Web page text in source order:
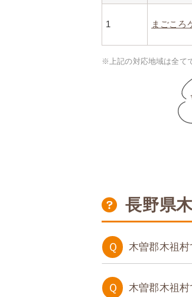
1 まごころ
※上記の対応地域は全て
長野県
Ｑ 木曽郡木祖
Ｑ 木曽郡木祖